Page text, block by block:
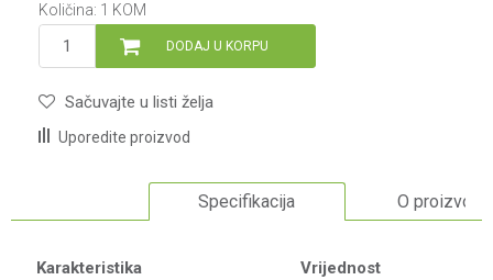
Količina: 1 KOM
DODAJ U KORPU
Sačuvajte u listi želja
Uporedite proizvod
Specifikacija O proizvodu
Karakteristika
Vrijednost